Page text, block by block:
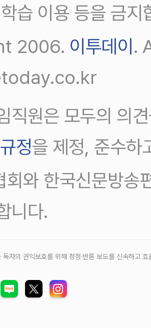
습 이용 등을 금지
2006. 이투데이.
직원은 모두의 의
정을 제정, 준수하
회와 한국신문방송
니다.
독자의 권익보호를 위해 정정‧반론 보도를 신속하고